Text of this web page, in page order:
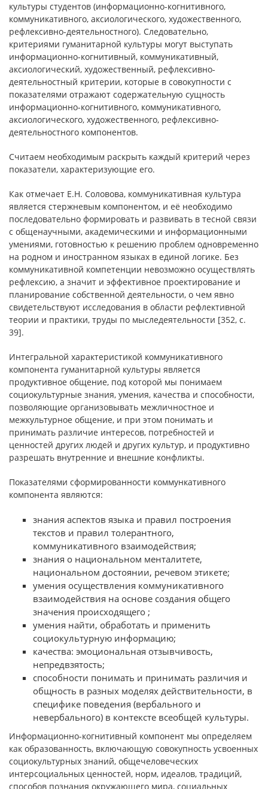
культуры студентов (информационно-когнитивного,
коммуникативного, аксиологического, художественного,
рефлексивно-деятельностного). Следовательно,
критериями гуманитарной культуры могут выступать
информационно-когнитивный, коммуникативный,
аксиологический, художественный, рефлексивно-
деятельностный критерии, которые в совокупности с
показателями отражают содержательную сущность
информационно-когнитивного, коммуникативного,
аксиологического, художественного, рефлексивно-
деятельностного компонентов.
Считаем необходимым раскрыть каждый критерий через
показатели, характеризующие его.
Как отмечает Е.Н. Соловова, коммуникативная культура
является стержневым компонентом, и её необходимо
последовательно формировать и развивать в тесной связи
с общенаучными, академическими и информационными
умениями, готовностью к решению проблем одновременно
на родном и иностранном языках в единой логике. Без
коммуникативной компетенции невозможно осуществлять
рефлексию, а значит и эффективное проектирование и
планирование собственной деятельности, о чем явно
свидетельствуют исследования в области рефлективной
теории и практики, труды по мыследеятельности [352, с.
39].
Интегральной характеристикой коммуникативного
компонента гуманитарной культуры является
продуктивное общение, под которой мы понимаем
социокультурные знания, умения, качества и способности,
позволяющие организовывать межличностное и
межкультурное общение, и при этом понимать и
принимать различие интересов, потребностей и
ценностей других людей и других культур, и продуктивно
разрешать внутренние и внешние конфликты.
Показателями сформированности коммункативного
компонента являются:
знания аспектов языка и правил построения
текстов и правил толерантного,
коммуникативного взаимодействия;
знания о национальном менталитете,
национальном достоянии, речевом этикете;
умения осуществления коммуникативного
взаимодействия на основе создания общего
значения происходящего ;
умения найти, обработать и применить
социокультурную информацию;
качества: эмоциональная отзывчивость,
непредвзятость;
способности понимать и принимать различия и
общность в разных моделях действительности, в
специфике поведения (вербального и
невербального) в контексте всеобщей культуры.
Информационно-когнитивный компонент мы определяем
как образованность, включающую совокупность усвоенных
социокультурных знаний, общечеловеческих
интерсоциальных ценностей, норм, идеалов, традиций,
способов познания окружающего мира, социальных